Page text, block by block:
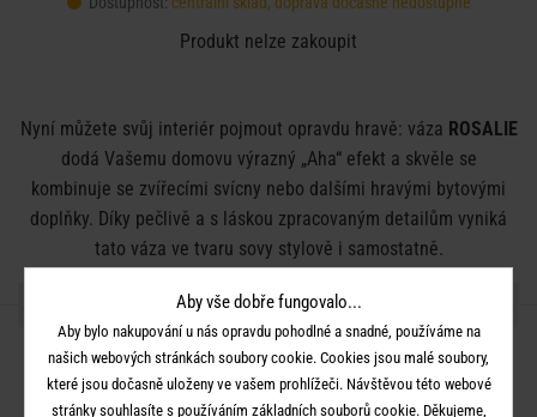
Produkt nelze zakoupit
Nyní můžete svůj interiér pojmout opravdu hravě: váza ROSALIE
dodá Vašemu domovu výrazný „Aha“ efekt a skvěle se
kombinuje se zvířecími svícny nebo dalšími hravými bytovými
doplňky. Díky pečlivě a s láskou zpracovaným detailům vyniká
tato váza ve tvaru sovy stylově i samostatně.
DETAILY PRODUKTU
Rozměry:D 13 x Š 12 x V 30 cm
Materiál:dolomit
Aby vše dobře fungovalo...
Aby bylo nakupování u nás opravdu pohodlné a snadné, používáme na
našich webových stránkách soubory cookie. Cookies jsou malé soubory,
které jsou dočasně uloženy ve vašem prohlížeči. Návštěvou této webové
stránky souhlasíte s používáním základních souborů cookie. Děkujeme,